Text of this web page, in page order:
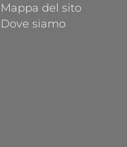
Mappa del sito
Dove siamo